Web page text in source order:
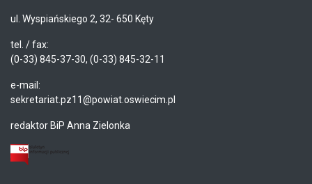
ul. Wyspiańskiego 2, 32- 650 Kęty
tel. / fax:
(0-33) 845-37-30, (0-33) 845-32-11
e-mail:
sekretariat.pz11@powiat.oswiecim.pl
redaktor BiP Anna Zielonka